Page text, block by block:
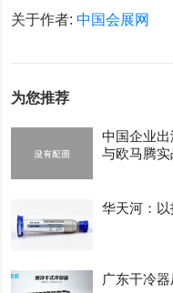
关于作者:中国会展网
为您推荐
中国企业
与欧马腾
华天河：
广东干冷